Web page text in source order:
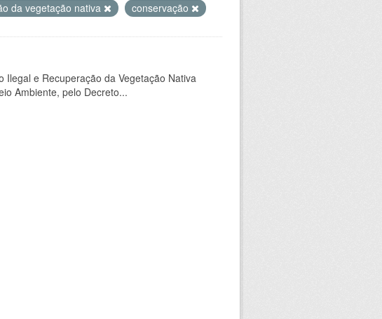
da vegetação nativa conservação
e Recuperação da Vegetação Nativa
Ambiente, pelo Decreto...